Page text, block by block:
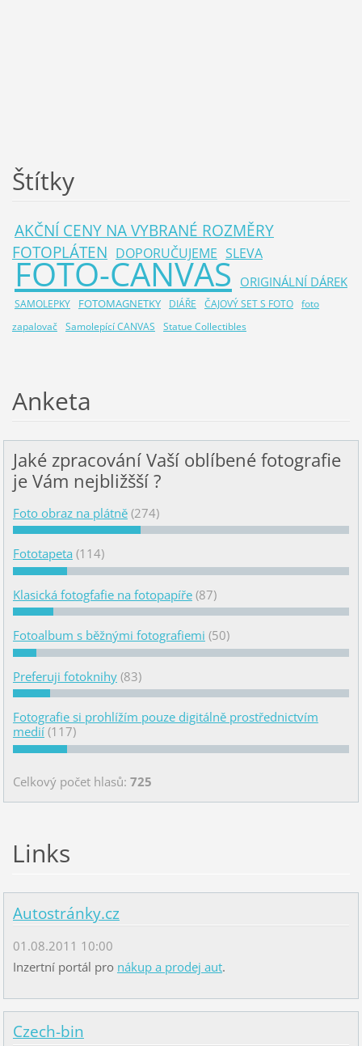
Štítky
AKČNÍ CENY NA VYBRANÉ ROZMĚRY
FOTOPLÁTEN DOPORUČUJEME SLEVA
FOTO-CANVAS ORIGINÁLNÍ DÁREK
SAMOLEPKY FOTOMAGNETKY DIÁŘE ČAJOVÝ SET S FOTO foto
zapalovač Samolepící CANVAS Statue Collectibles
Anketa
Jaké zpracování Vaší oblíbené fotografie
je Vám nejbližšší ?
Foto obraz na plátně (274)
Fototapeta (114)
Klasická fotogfafie na fotopapíře (87)
Fotoalbum s běžnými fotografiemi (50)
Preferuji fotoknihy (83)
Fotografie si prohlížím pouze digitálně prostřednictvím
medií (117)
Celkový počet hlasů: 725
Links
Autostránky.cz
01.08.2011 10:00
Inzertní portál pro nákup a prodej aut.
Czech-bin